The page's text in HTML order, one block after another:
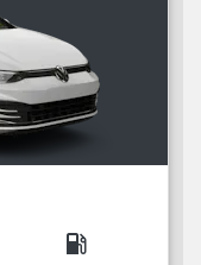
local_gas_station